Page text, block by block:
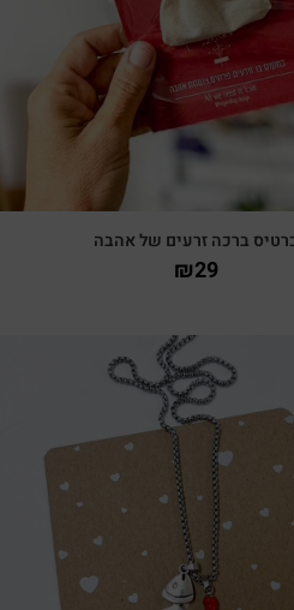
ברכה זרעים של אהבה
₪29